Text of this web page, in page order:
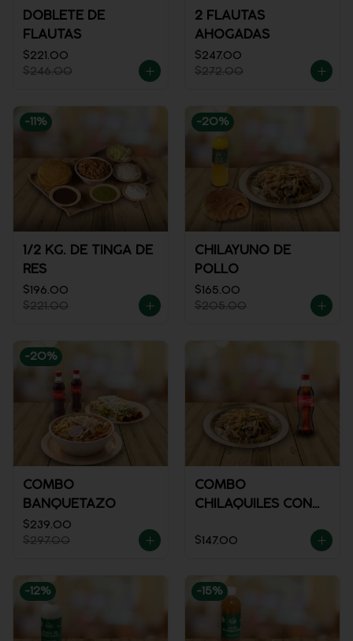
DOBLETE DE
FLAUTAS
$221.00
$246.00
2 FLAUTAS
AHOGADAS
$247.00
$272.00
-11 %
1/2 KG. DE TINGA DE
RES
$196.00
$221.00
-20%
CHILAYUNO DE
POLLO
$165.00
$205.00
-20%
COMBO
BANQUETAZO
$239.00
$297.00
COMBO
CHILAQUILES CON
$147.00
-12% -15%